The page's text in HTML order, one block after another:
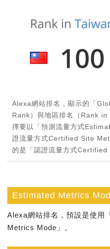
Alexa網站排名，顯示的「
Rank）與地區排名（Rank
擇要以「預測流量方式
證流量方式Certified Site
的是「認證流量方式
Estimated Metrics
Alexa網站排名，預設是使用
Metrics Mode」。